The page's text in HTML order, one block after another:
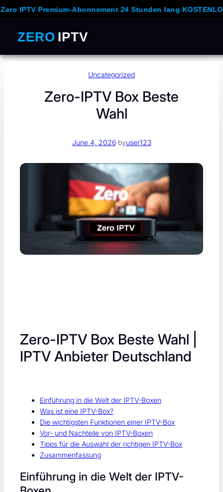
Premium-Abonnement 24 Stunden lang KOSTENLOS
ZERO IPTV
Uncategorized
Zero-IPTV Box Beste
Wahl
June 4, 2026·byuser123
Zero-IPTV Box Beste Wahl |
IPTV Anbieter Deutschland
Einführung in die Welt der IPTV-Boxen
Was ist eine IPTV-Box?
Die wichtigsten Funktionen einer IPTV-Box
Vor- und Nachteile von IPTV-Boxen
Tipps für die Auswahl der richtigen IPTV-Box
Zusammenfassung
Einführung in die Welt der IPTV-